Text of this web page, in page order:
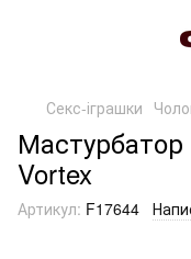
Секс-іграшки
Vortex
Артикул: F17644